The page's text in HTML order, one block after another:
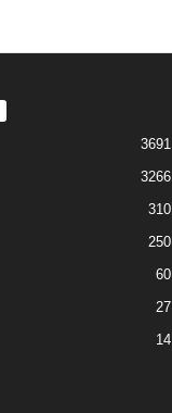
3691
3266
310
250
60
27
14